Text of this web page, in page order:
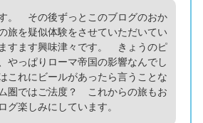
。 その後ずっとこのブログのおか
旅を疑似体験をさせていただいてい
すます興味津々です。 きょうのピ
やっぱりローマ帝国の影響なんでし
これにビールがあったら言うことな
圏ではご法度？ これからの旅もお
楽しみにしています。